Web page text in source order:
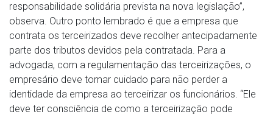
responsabilidade solidária prevista na nova legislação”,
observa. Outro ponto lembrado é que a empresa que
contrata os terceirizados deve recolher antecipadamente
parte dos tributos devidos pela contratada. Para a
advogada, com a regulamentação das terceirizações, o
empresário deve tomar cuidado para não perder a
identidade da empresa ao terceirizar os funcionários. “Ele
deve ter consciência de como a terceirização pode